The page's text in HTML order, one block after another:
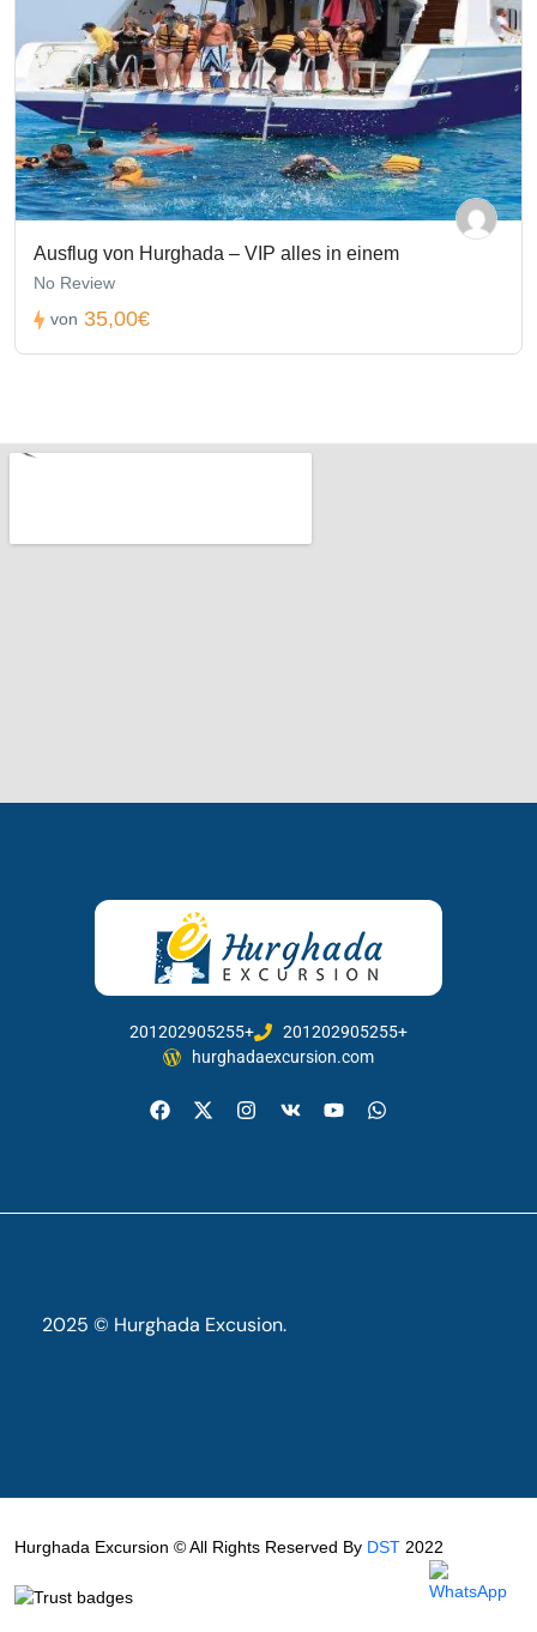
Ausflug von Hurghada – VIP alles in einem
No Review
von 35,00€
201202905255+
201202905255+
hurghadaexcursion.com
2025 © Hurghada Excusion.
Hurghada Excursion © All Rights Reserved By DST 2022